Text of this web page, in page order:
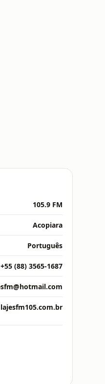
105.9 FM
Acopiara
Português
+55 (88) 3565-1687
lajesfm105.com.br